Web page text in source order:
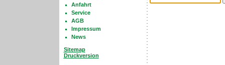
Anfahrt
Service
AGB
Impressum
News
Sitemap
Druckversion